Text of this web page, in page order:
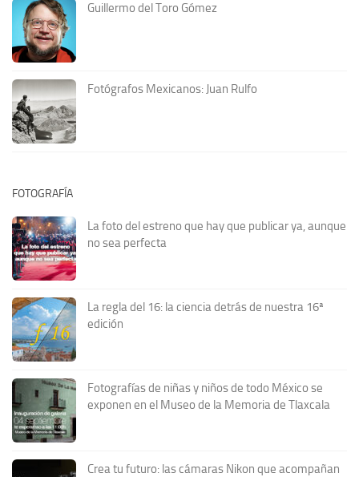
Guillermo del Toro Gómez
Fotógrafos Mexicanos: Juan Rulfo
FOTOGRAFÍA
La foto del estreno que hay que publicar ya, aunque
no sea perfecta
La regla del 16: la ciencia detrás de nuestra 16ª
edición
Fotografías de niñas y niños de todo México se
exponen en el Museo de la Memoria de Tlaxcala
Crea tu futuro: las cámaras Nikon que acompañan